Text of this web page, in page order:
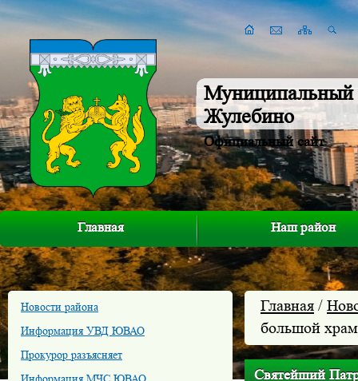
Муниципальный
Жулебино
Официальный сайт
Главная Наш район
Новости района
Информация УВД ЮВАО
Прокурор разъясняет
Главная /
большой храм
Святейший